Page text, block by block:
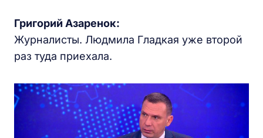
Григорий Азаренок:
Журналисты. Людмила Гладкая уже второй
раз туда приехала.